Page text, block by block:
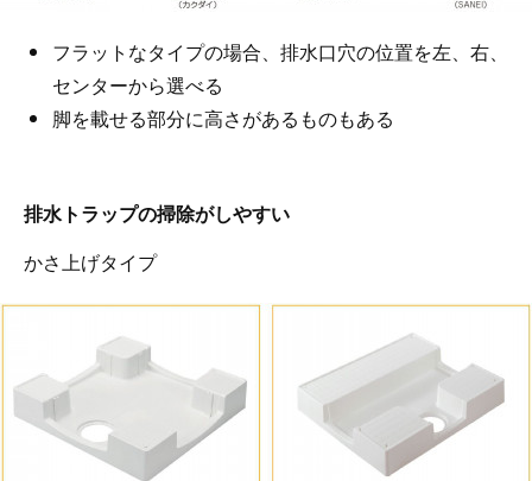
フラットなタイプの場合、排水口穴の位置を左、右、
センターから選べる
脚を載せる部分に高さがあるものもある
排水トラップの掃除がしやすい
かさ上げタイプ